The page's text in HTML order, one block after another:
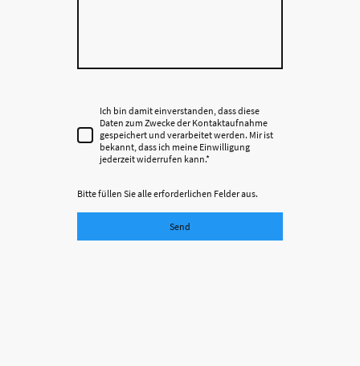
Ich bin damit einverstanden, dass diese
Daten zum Zwecke der Kontaktaufnahme
gespeichert und verarbeitet werden. Mir ist
bekannt, dass ich meine Einwilligung
jederzeit widerrufen kann.*
Bitte füllen Sie alle erforderlichen Felder aus.
Send